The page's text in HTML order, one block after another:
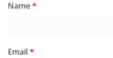
Name*
Email*